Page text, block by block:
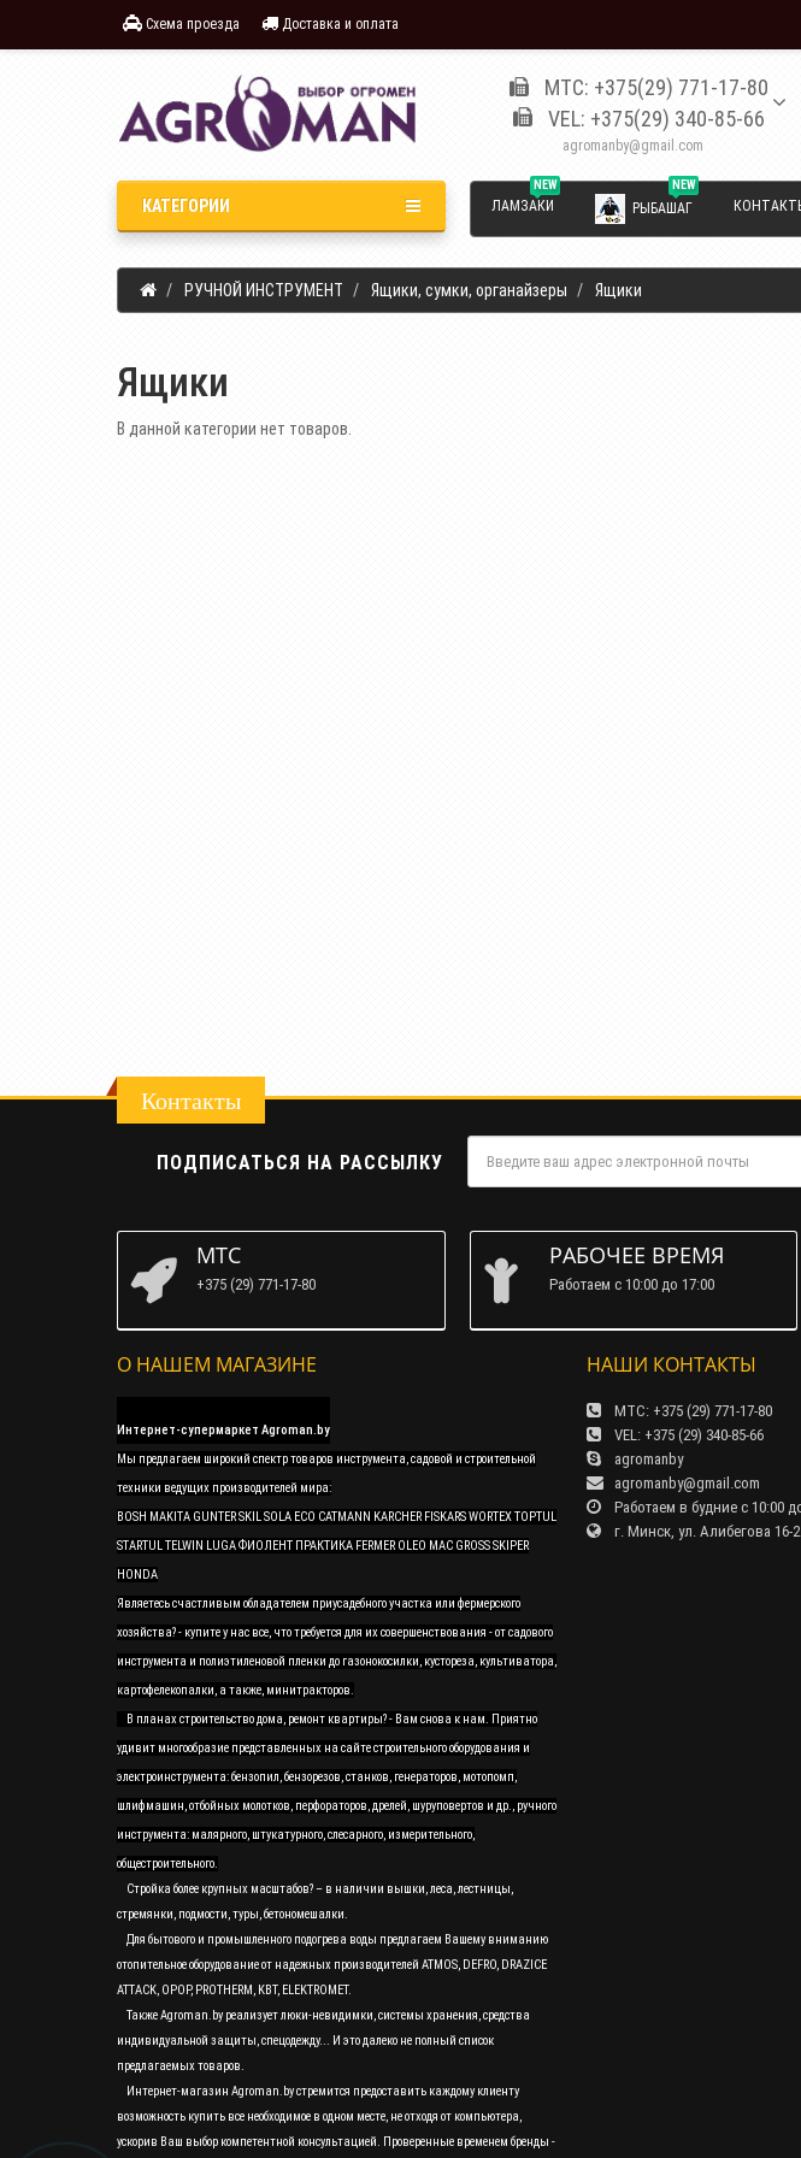
Схема проезда Доставка и оплата
МТС: +375(29) 771-17-80
VEL: +375(29) 340-85-66
agromanby@gmail.com
NEW
ЛАМЗАКИ
NEW
РЫБАШАГ
КАТЕГОРИИ
РУЧНОЙ ИНСТРУМЕНТ Ящики, сумки, органайзеры Ящики
Ящики
В данной категории нет товаров.
Контакты
ПОДПИСАТЬСЯ НА РАССЫЛКУ
МТС
+375 (29) 771-17-80
РАБОЧЕЕ ВРЕМЯ
Работаем c 10:00 до 17:00
О НАШЕМ МАГАЗИНЕ
Интернет-супермаркет Agroman.by
Мы предлагаем широкий спектр товаров инструмента, садовой и строительной
техники ведущих производителей мира:
BOSH MAKITA GUNTER SKIL SOLA ECO CATMANN KARCHER FISKARS WORTEX TOPTUL
STARTUL TELWIN LUGA ФИОЛЕНТ ПРАКТИКА FERMER OLEO MAC GROSS SKIPER
HONDA
Являетесь счастливым обладателем приусадебного участка или фермерского
хозяйства? - купите у нас все, что требуется для их совершенствования - от садового
инструмента и полиэтиленовой пленки до газонокосилки, кустореза, культиватора,
картофелекопалки, а также, минитракторов.
В планах строительство дома, ремонт квартиры? - Вам снова к нам. Приятно
удивит многообразие представленных на сайте строительного оборудования и
электроинструмента: бензопил, бензорезов, станков, генераторов, мотопомп,
шлифмашин, отбойных молотков, перфораторов, дрелей, шуруповертов и др., ручного
инструмента: малярного, штукатурного, слесарного, измерительного,
общестроительного.
Стройка более крупных масштабов? – в наличии вышки, леса, лестницы,
стремянки, подмости, туры, бетономешалки.
Для бытового и промышленного подогрева воды предлагаем Вашему вниманию
отопительное оборудование от надежных производителей ATMOS, DEFRO, DRAZICE
ATTACK, OPOP, PROTHERM, KBT, ELEKTROMET.
Также Agroman.by реализует люки-невидимки, системы хранения, средства
индивидуальной защиты, спецодежду... И это далеко не полный список
предлагаемых товаров.
Интернет-магазин Agroman.by стремится предоставить каждому клиенту
возможность купить все необходимое в одном месте, не отходя от компьютера,
ускорив Ваш выбор компетентной консультацией. Проверенные временем бренды -
НАШИ КОНТАКТЫ
МТС: +375 (29) 771-17-80
VEL: +375 (29) 340-85-66
agromanby
agromanby@gmail.com
Работаем в будние с 10:00
г. Минск, ул. Алибегова 16-2